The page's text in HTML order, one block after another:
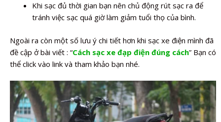
Khi sạc đủ thời gian bạn nên chủ động rút sạc ra để
tránh việc sạc quá giờ làm giảm tuổi thọ của bình.
Ngoài ra còn một số lưu ý chi tiết hơn khi sạc xe điện mình đã
đề cập ở bài viết : “Cách sạc xe đạp điện đúng cách” Bạn có
thể click vào link và tham khảo bạn nhé.